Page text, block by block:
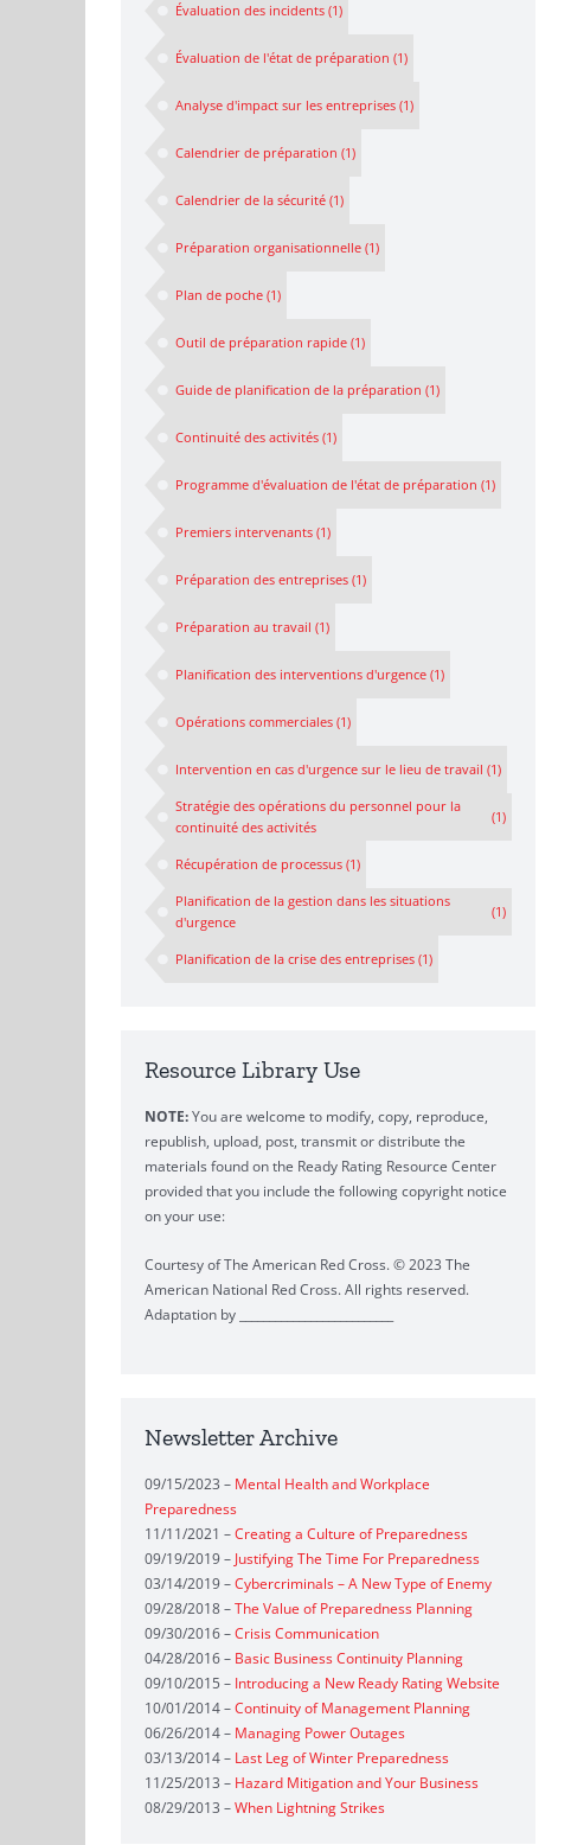
Évaluation des incidents (1)
Évaluation de l'état de préparation (1)
Analyse d'impact sur les entreprises (1)
Calendrier de préparation (1)
Calendrier de la sécurité (1)
Préparation organisationnelle (1)
Plan de poche (1)
Outil de préparation rapide (1)
Guide de planification de la préparation (1)
Continuité des activités (1)
Programme d'évaluation de l'état de préparation (1)
Premiers intervenants (1)
Préparation des entreprises (1)
Préparation au travail (1)
Planification des interventions d'urgence (1)
Opérations commerciales (1)
Intervention en cas d'urgence sur le lieu de travail (1)
Stratégie des opérations du personnel pour la
continuité des activités
(1)
Récupération de processus (1)
Planification de la gestion dans les situations
d'urgence
(1)
Planification de la crise des entreprises (1)
Resource Library Use
NOTE:You are welcome to modify, copy, reproduce,
republish, upload, post, transmit or distribute the
materials found on the Ready Rating Resource Center
provided that you include the following copyright notice
on your use:
Courtesy of The American Red Cross. © 2023 The
American National Red Cross. All rights reserved.
Adaptation by __________________________
Newsletter Archive
09/15/2023 – Mental Health and Workplace
Preparedness
11/11/2021 –Creating a Culture of Preparedness
09/19/2019 – Justifying The Time For Preparedness
03/14/2019 –Cybercriminals – A New Type of Enemy
09/28/2018 –The Value of Preparedness Planning
09/30/2016 –Crisis Communication
04/28/2016 – Basic Business Continuity Planning
09/10/2015 – Introducing a New Ready Rating Website
10/01/2014 –Continuity of Management Planning
06/26/2014 – Managing Power Outages
03/13/2014 – Last Leg of Winter Preparedness
11/25/2013 – Hazard Mitigation and Your Business
08/29/2013 –When Lightning Strikes